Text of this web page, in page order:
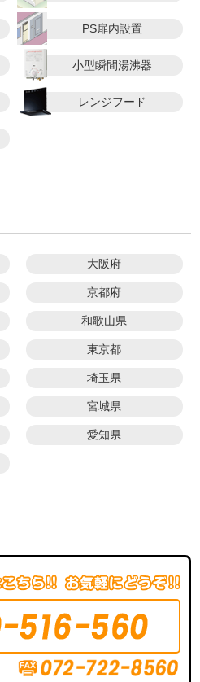
PS扉内設置
小型瞬間湯沸器
レンジフード
大阪府
京都府
和歌山県
東京都
埼玉県
宮城県
愛知県